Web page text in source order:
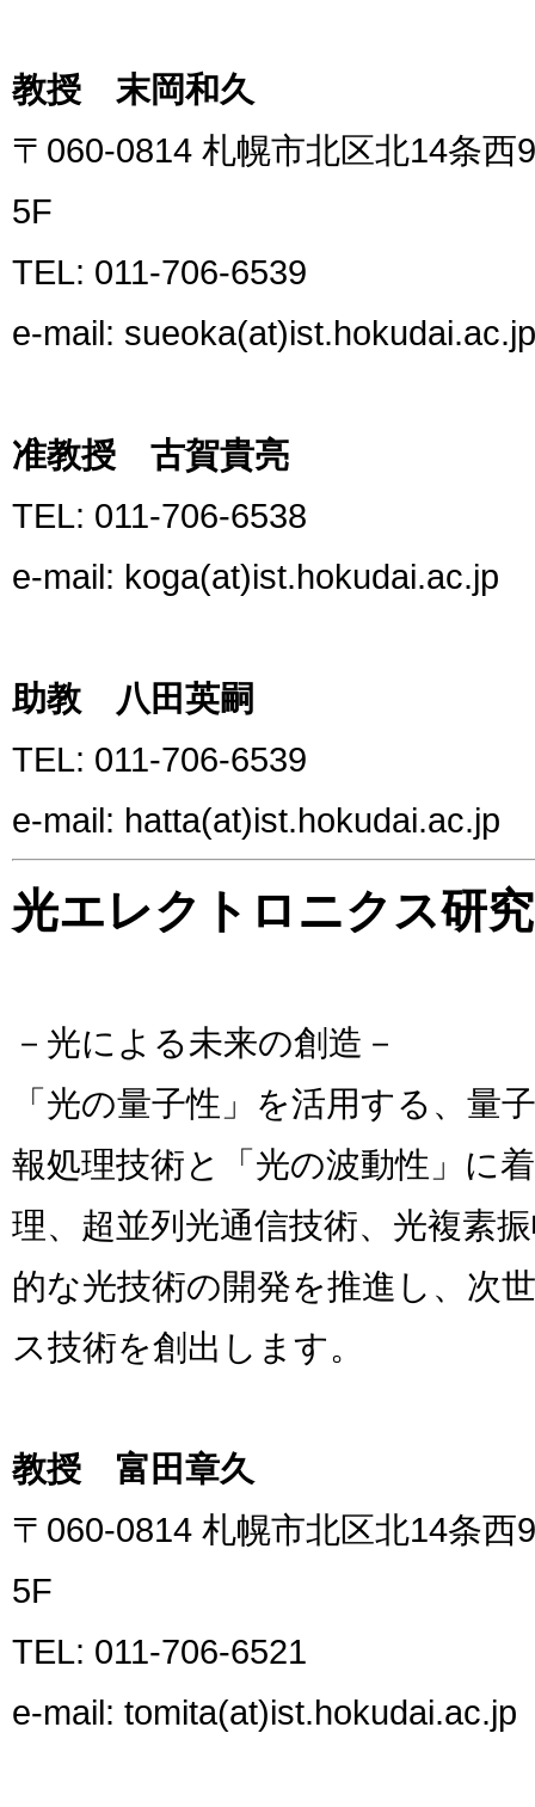
教授 末岡和久
〒060-0814 札幌市北区北14条
5F
TEL: 011-706-6539
e-mail: sueoka(at)ist.hokudai.ac.jp
准教授 古賀貴亮
TEL: 011-706-6538
e-mail: koga(at)ist.hokudai.ac.jp
助教 八田英嗣
TEL: 011-706-6539
e-mail: hatta(at)ist.hokudai.ac.jp
光エレクトロニクス研
－光による未来の創造－
「光の量子性」を活用する、量
報処理技術と「光の波動性」に
理、超並列光通信技術、光複素
的な光技術の開発を推進し、次
ス技術を創出します。
教授 富田章久
〒060-0814 札幌市北区北14条
5F
TEL: 011-706-6521
e-mail: tomita(at)ist.hokudai.ac.jp